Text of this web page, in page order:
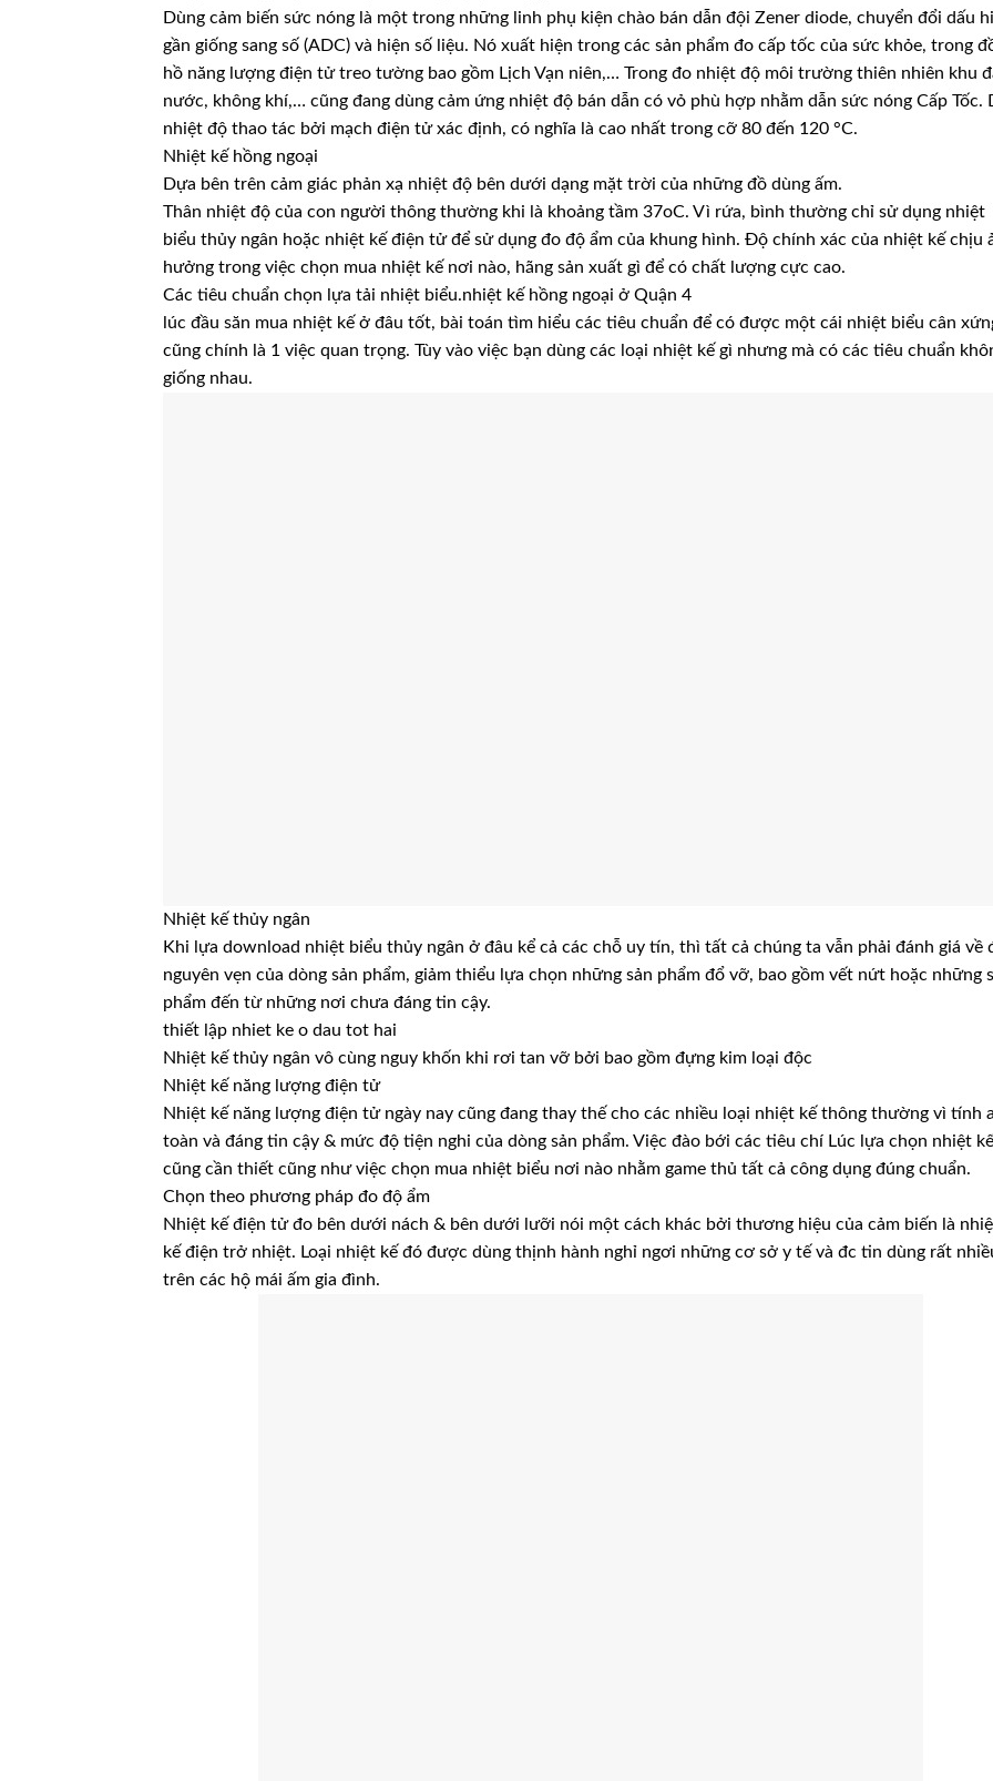
Dùng cảm biến sức nóng là một trong những linh phụ kiện chào bán dẫn đội Zener diode, chuyển đổi dấu
gần giống sang số (ADC) và hiện số liệu. Nó xuất hiện trong các sản phẩm đo cấp tốc của sức khỏe, trong
hồ năng lượng điện tử treo tường bao gồm Lịch Vạn niên,… Trong đo nhiệt độ môi trường thiên nhiên khu
nước, không khí,… cũng đang dùng cảm ứng nhiệt độ bán dẫn có vỏ phù hợp nhằm dẫn sức nóng Cấp Tốc.
nhiệt độ thao tác bởi mạch điện tử xác định, có nghĩa là cao nhất trong cỡ 80 đến 120 °C.
Nhiệt kế hồng ngoại
Dựa bên trên cảm giác phản xạ nhiệt độ bên dưới dạng mặt trời của những đồ dùng ấm.
Thân nhiệt độ của con người thông thường khi là khoảng tầm 37oC. Vì rứa, bình thường chỉ sử dụng nhiệt
biểu thủy ngân hoặc nhiệt kế điện tử để sử dụng đo độ ẩm của khung hình. Độ chính xác của nhiệt kế chịu
hưởng trong việc chọn mua nhiệt kế nơi nào, hãng sản xuất gì để có chất lượng cực cao.
Các tiêu chuẩn chọn lựa tải nhiệt biểu.nhiệt kế hồng ngoại ở Quận 4
lúc đầu săn mua nhiệt kế ở đâu tốt, bài toán tìm hiểu các tiêu chuẩn để có được một cái nhiệt biểu cân
cũng chính là 1 việc quan trọng. Tùy vào việc bạn dùng các loại nhiệt kế gì nhưng mà có các tiêu chuẩn
giống nhau.
Nhiệt kế thủy ngân
Khi lựa download nhiệt biểu thủy ngân ở đâu kể cả các chỗ uy tín, thì tất cả chúng ta vẫn phải đánh giá về
nguyên vẹn của dòng sản phẩm, giảm thiểu lựa chọn những sản phẩm đổ vỡ, bao gồm vết nứt hoặc những
phẩm đến từ những nơi chưa đáng tin cậy.
thiết lập nhiet ke o dau tot hai
Nhiệt kế thủy ngân vô cùng nguy khốn khi rơi tan vỡ bởi bao gồm đựng kim loại độc
Nhiệt kế năng lượng điện tử
Nhiệt kế năng lượng điện tử ngày nay cũng đang thay thế cho các nhiều loại nhiệt kế thông thường vì tính
toàn và đáng tin cậy & mức độ tiện nghi của dòng sản phẩm. Việc đào bới các tiêu chí Lúc lựa chọn nhiệt kế
cũng cần thiết cũng như việc chọn mua nhiệt biểu nơi nào nhằm game thủ tất cả công dụng đúng chuẩn.
Chọn theo phương pháp đo độ ẩm
Nhiệt kế điện tử đo bên dưới nách & bên dưới lưỡi nói một cách khác bởi thương hiệu của cảm biến là
kế điện trở nhiệt. Loại nhiệt kế đó được dùng thịnh hành nghỉ ngơi những cơ sở y tế và đc tin dùng rất
trên các hộ mái ấm gia đình.